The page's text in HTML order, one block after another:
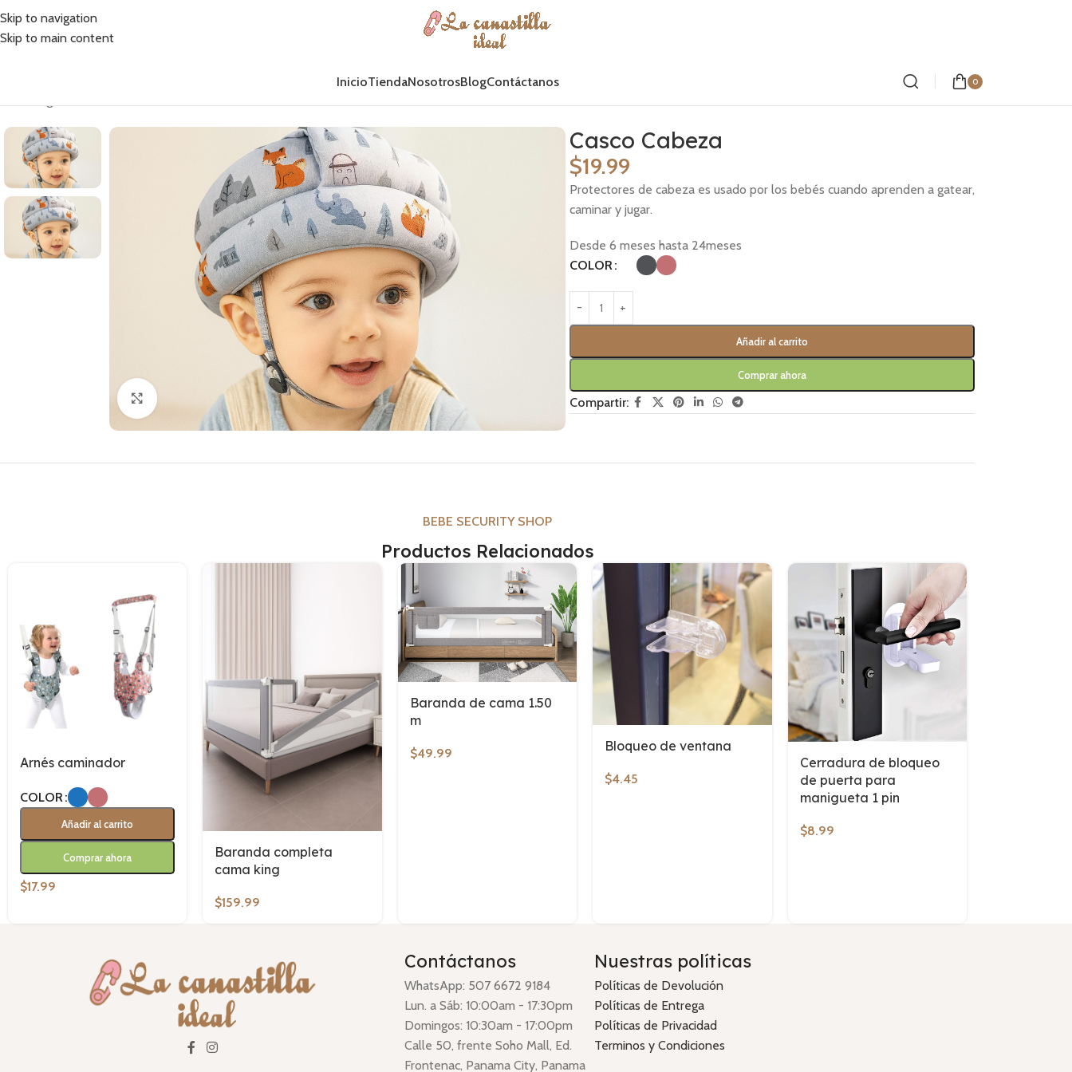
Skip to navigation
Skip to main content
InicioTiendaNosotrosBlogContáctanos 0
Clic para ampliar
Casco Cabeza
$19.99
Protectores de cabeza es usado por los bebés cuando aprenden a gatear,
caminar y jugar.
Desde 6 meses hasta 24meses
COLOR
Añadir al carrito
Comprar ahora
Compartir:
BEBE SECURITY SHOP
Productos Relacionados
Arnés caminador
COLOR
Añadir al carrito
Comprar ahora
$17.99
Baranda completa
cama king
$159.99
Baranda de cama 1.50
m
$49.99 Bloqueo de ventana
$4.45
Cerradura de bloqueo
de puerta para
manigueta 1 pin
$8.99
Contáctanos
WhatsApp: 507 6672 9184
Lun. a Sáb: 10:00am - 17:30pm
Domingos: 10:30am - 17:00pm
Calle 50, frente Soho Mall, Ed.
Frontenac, Panama City, Panama
Nuestras políticas
Políticas de Devolución
Políticas de Entrega
Políticas de Privacidad
Terminos y Condiciones